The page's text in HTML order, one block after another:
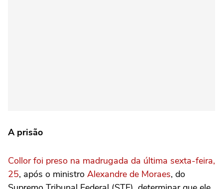
A prisão
Collor foi preso na madrugada da última sexta-feira,
25, após o ministro Alexandre de Moraes, do